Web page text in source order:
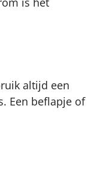
altijd een
Een beflapje of